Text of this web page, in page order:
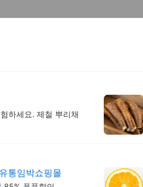
하세요. 제철 뿌리채
통임박쇼핑몰